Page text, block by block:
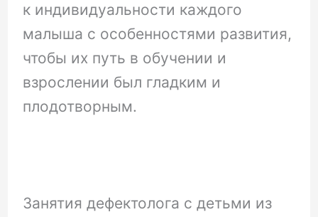
к индивидуальности каждого
малыша с особенностями развития,
чтобы их путь в обучении и
взрослении был гладким и
плодотворным.
Занятия дефектолога с детьми из